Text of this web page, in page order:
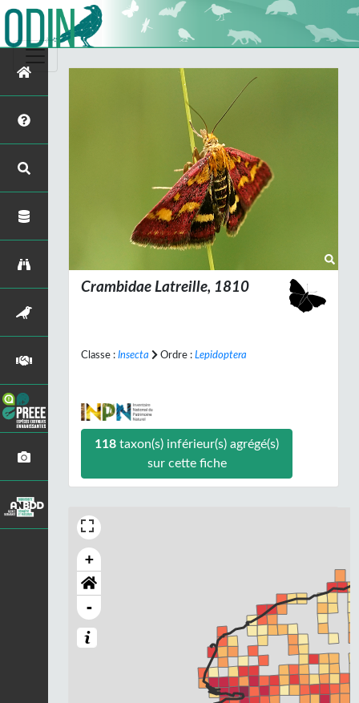
Crambidae Latreille, 1810
Classe : Insecta Ordre : Lepidoptera
118taxon(s) inférieur(s) agrégé(s)
sur cette fiche
+
-